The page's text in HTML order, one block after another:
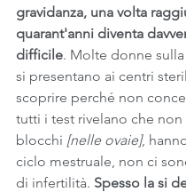
gravidanza, una volta
quarant'anni diventa
difficile. Molte donne
si presentano ai centri
scoprire perché non
tutti i test rivelano che non
blocchi [nelle ovaie],
ciclo mestruale, non ci
di infertilità. Spesso la si